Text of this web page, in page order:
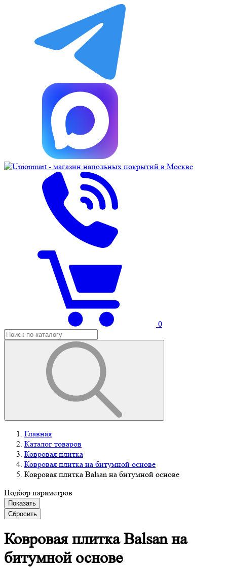
0
Главная
Каталог товаров
Ковровая плитка
Ковровая плитка на битумной основе
Ковровая плитка Balsan на битумной основе
Подбор параметров
Показать
Сбросить
Ковровая плитка Balsanна
битумной основе